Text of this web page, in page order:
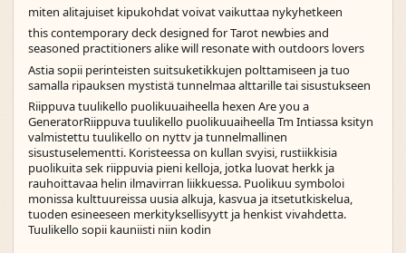
miten alitajuiset kipukohdat voivat vaikuttaa nykyhetkeen
this contemporary deck designed for Tarot newbies and
seasoned practitioners alike will resonate with outdoors lovers
Astia sopii perinteisten suitsuketikkujen polttamiseen ja tuo
samalla ripauksen mystistä tunnelmaa alttarille tai sisustukseen
Riippuva tuulikello puolikuuaiheella hexen Are you a
GeneratorRiippuva tuulikello puolikuuaiheella Tm Intiassa ksityn
valmistettu tuulikello on nyttv ja tunnelmallinen
sisustuselementti. Koristeessa on kullan svyisi, rustiikkisia
puolikuita sek riippuvia pieni kelloja, jotka luovat herkk ja
rauhoittavaa helin ilmavirran liikkuessa. Puolikuu symboloi
monissa kulttuureissa uusia alkuja, kasvua ja itsetutkiskelua,
tuoden esineeseen merkityksellisyytt ja henkist vivahdetta.
Tuulikello sopii kauniisti niin kodin